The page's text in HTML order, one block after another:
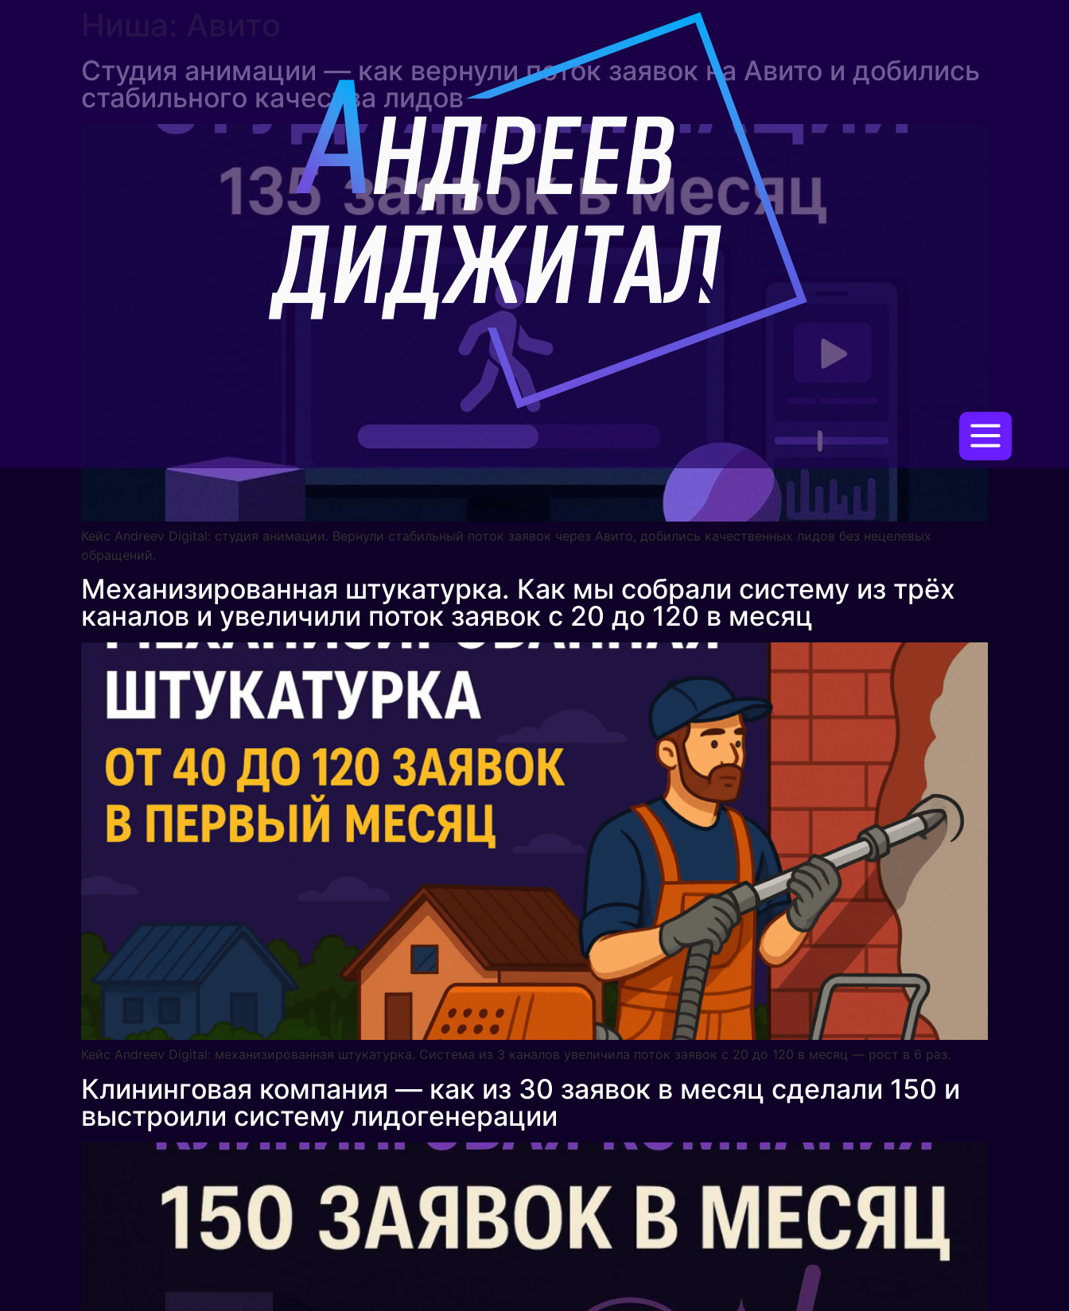
Студия анимации — как вернули поток заявок на Авито и добились
стабильного качества лидов
Кейс Andreev Digital: студия анимации. Вернули стабильный поток заявок через Авито, добились качественных лидов без нецелевых
обращений.
Механизированная штукатурка. Как мы собрали систему из трёх
каналов и увеличили поток заявок с 20 до 120 в месяц
Кейс Andreev Digital: механизированная штукатурка. Система из 3 каналов увеличила поток заявок с 20 до 120 в месяц — рост в 6 раз.
Клининговая компания — как из 30 заявок в месяц сделали 150 и
выстроили систему лидогенерации